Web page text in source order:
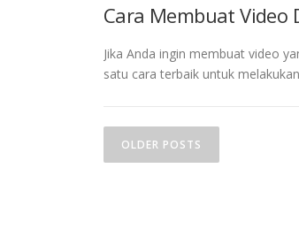
Cara Membuat Video
Jika Anda ingin membuat video
satu cara terbaik untuk
P
oOLDER POSTS